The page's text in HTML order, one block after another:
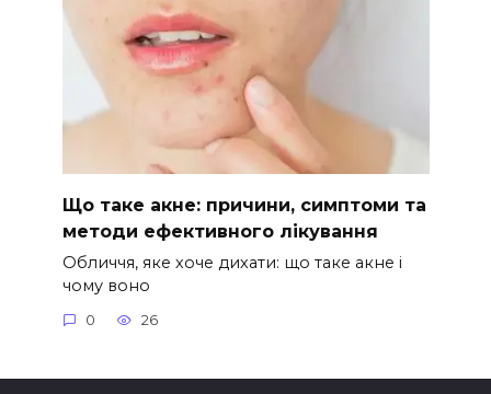
Що таке акне: причини, симптоми та
методи ефективного лікування
Обличчя, яке хоче дихати: що таке акне і
чому воно
0 26